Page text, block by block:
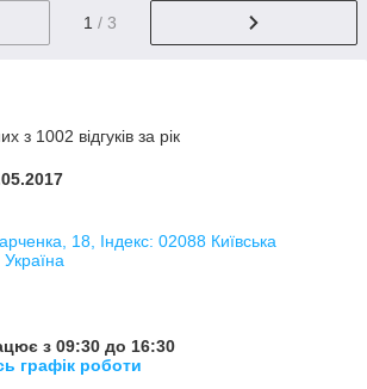
1 / 3
з 1002 відгуків за рік
18, Індекс: 02088 Київська
з 09:30 до 16:30
графік роботи